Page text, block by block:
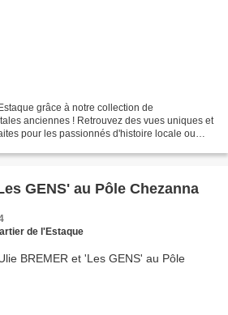
grâce à notre collection de
anciennes ! Retrouvez des vues uniques et
pour les passionnés d'histoire locale ou
GENS' au Pôle Chezanna
de l'Estaque